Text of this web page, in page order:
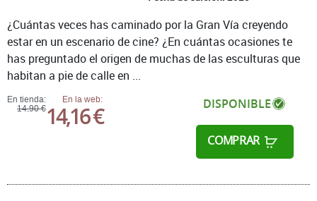
En tienda:
14,90 €
En la web:
14,16 € DISPONIBLE
COMPRAR
¿Cuántas veces has caminado por la Gran Vía creyendo
estar en un escenario de cine? ¿En cuántas ocasiones te
has preguntado el origen de muchas de las esculturas que
habitan a pie de calle en ...